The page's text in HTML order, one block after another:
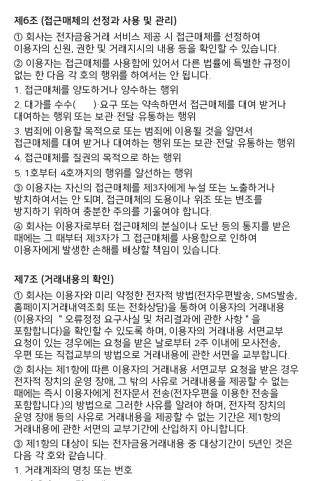
제6조 (접근매체의 선정과 사용 및 관리)
① 회사는 전자금융거래 서비스 제공 시 접근매체를 선정하여
이용자의 신원, 권한 및 거래지시의 내용 등을 확인할 수 있습니다.
② 이용자는 접근매체를 사용함에 있어서 다른 법률에 특별한 규정이
없는 한 다음 각 호의 행위를 하여서는 안 됩니다.
1. 접근매체를 양도하거나 양수하는 행위
2. 대가를 수수(授受)·요구 또는 약속하면서 접근매체를 대여 받거나
대여하는 행위 또는 보관·전달·유통하는 행위
3. 범죄에 이용할 목적으로 또는 범죄에 이용될 것을 알면서
접근매체를 대여 받거나 대여하는 행위 또는 보관·전달·유통하는 행위
4. 접근매체를 질권의 목적으로 하는 행위
5. 1호부터 4호까지의 행위를 알선하는 행위
③ 이용자는 자신의 접근매체를 제3자에게 누설 또는 노출하거나
방치하여서는 안 되며, 접근매체의 도용이나 위조 또는 변조를
방지하기 위하여 충분한 주의를 기울여야 합니다.
④ 회사는 이용자로부터 접근매체의 분실이나 도난 등의 통지를 받은
때에는 그 때부터 제3자가 그 접근매체를 사용함으로 인하여
이용자에게 발생한 손해를 배상할 책임이 있습니다.
제7조 (거래내용의 확인)
① 회사는 이용자와 미리 약정한 전자적 방법(전자우편발송, SMS발송,
홈페이지거래내역조회 또는 전화상담)을 통하여 이용자의 거래내용
(이용자의 ＂오류정정 요구사실 및 처리결과에 관한 사항＂을
포함합니다)을 확인할 수 있도록 하며, 이용자의 거래내용 서면교부
요청이 있는 경우에는 요청을 받은 날로부터 2주 이내에 모사전송,
우편 또는 직접교부의 방법으로 거래내용에 관한 서면을 교부합니다.
② 회사는 제1항에 따른 이용자의 거래내용 서면교부 요청을 받은 경우
전자적 장치의 운영 장애, 그 밖의 사유로 거래내용을 제공할 수 없는
때에는 즉시 이용자에게 전자문서 전송(전자우편을 이용한 전송을
포함합니다.)의 방법으로 그러한 사유를 알려야 하며, 전자적 장치의
운영 장애 등의 사유로 거래내용을 제공할 수 없는 기간은 제1항의
거래내용에 관한 서면의 교부기간에 산입하지 아니합니다.
③ 제1항의 대상이 되는 전자금융거래내용 중 대상기간이 5년인 것은
다음 각 호와 같습니다.
1. 거래계좌의 명칭 또는 번호